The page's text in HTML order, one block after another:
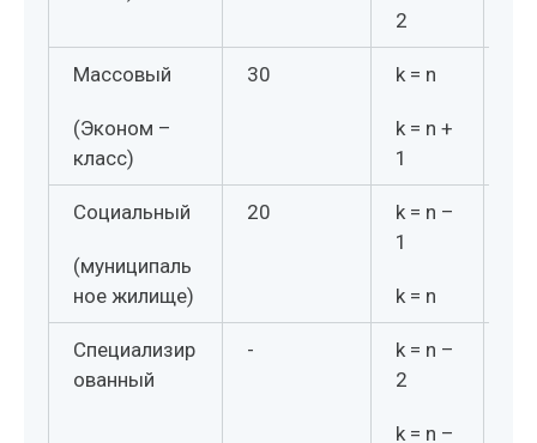
2
Массовый
(Эконом –
класс)
30 k = n
k = n +
1
Социальный
(муниципаль
ное жилище)
20
k = n –
1
k = n
Специализир
ованный
-
k = n –
2
k = n –